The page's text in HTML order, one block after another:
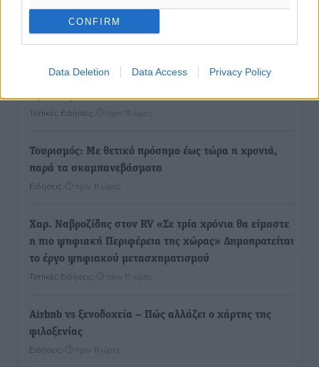
CONFIRM
Data Deletion Data Access Privacy Policy
Δύο σχολεία της Λέρου αλλάζουν όψη με δωρεά
Τοπικές Ειδήσεις πριν 11 ώρες
Τουρισμός: Με θετικό πρόσημο έως τώρα η χρονιά,
παρά τα σκαμπανεβάσματα
Ειδήσεις πριν 11 ώρες
Χαρ. Ναβροζίδης στον RV «Σε τρία χρόνια θα είμαστε
η πιο ψηφιακή Περιφέρεια της χώρας» Δημοπρατείται
το έργο ψηφιακού μετασχηματισμού
Τοπικές Ειδήσεις πριν 11 ώρες
Airbnb vs ξενοδοχεία – Πώς αλλάζει ο χάρτης της
φιλοξενίας
Ειδήσεις πριν 11 ώρες